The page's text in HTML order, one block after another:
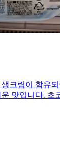
크림이 함유
맛입니다. 초